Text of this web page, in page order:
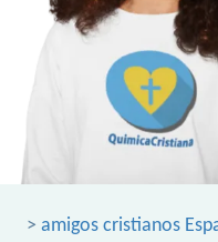
> amigos cristianos